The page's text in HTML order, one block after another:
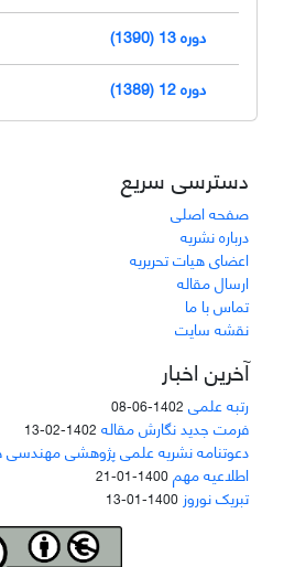
دوره 13 (1390)
دوره 12 (1389)
دسترسی سریع
صفحه اصلی
درباره نشریه
اعضای هیات تحریریه
ارسال مقاله
تماس با ما
نقشه سایت
آخرین اخبار
رتبه علمی 1402-06-08
فرمت جدید نگارش مقاله 1402-02-13
دعوتنامه نشریه علمی پژوهشی مهندسی
اطلاعیه مهم1400-01-21
تبریک نوروز 1400-01-13